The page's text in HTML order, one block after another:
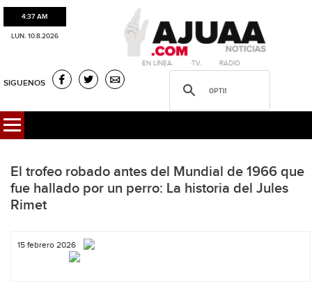
4:37 AM
LUN. 10.8.2026
·EN LÍNEA. ·T.V. ·RADIO
SIGUENOS
El trofeo robado antes del Mundial de 1966 que
fue hallado por un perro: La historia del Jules
Rimet
15 febrero 2026